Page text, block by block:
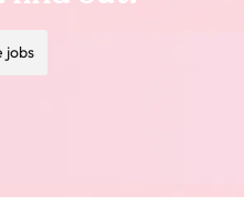
jobs